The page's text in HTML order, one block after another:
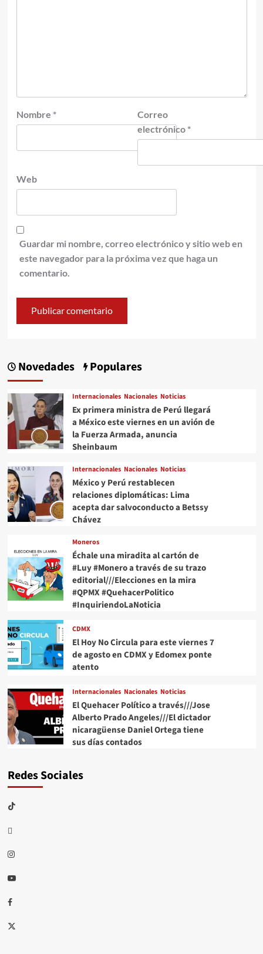
Nombre *
Correo
electrónico *
Web
Guardar mi nombre, correo electrónico y sitio web en
este navegador para la próxima vez que haga un
comentario.
Novedades Populares
Internacionales Nacionales Noticias
Ex primera ministra de Perú llegará
a México este viernes en un avión de
la Fuerza Armada, anuncia
Sheinbaum
Internacionales Nacionales Noticias
México y Perú restablecen
relaciones diplomáticas: Lima
acepta dar salvoconducto a Betssy
Chávez
Moneros
Échale una miradita al cartón de
#Luy #Monero a través de su trazo
editorial///Elecciones en la mira
#QPMX #QuehacerPolitico
#InquiriendoLaNoticia
CDMX
El Hoy No Circula para este viernes 7
de agosto en CDMX y Edomex ponte
atento
Internacionales Nacionales Noticias
El Quehacer Político a través///Jose
Alberto Prado Angeles///El dictador
nicaragüense Daniel Ortega tiene
sus días contados
Redes Sociales
TikTok
threads
Instagram
Youtube
Facebook
X